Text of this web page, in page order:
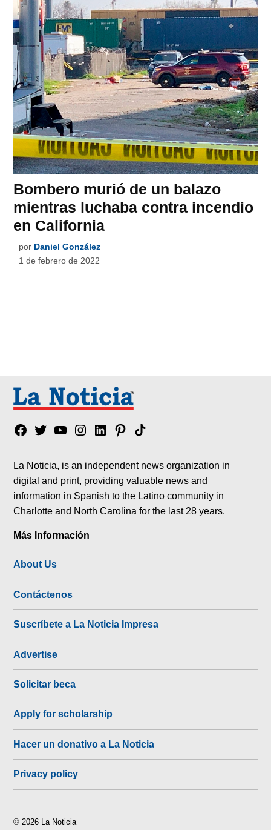
Bombero murió de un balazo
mientras luchaba contra incendio
en California
por Daniel González
1 de febrero de 2022
Facebook
TwitterYouTubeInstagram
LinkedinPinterest
Tik
La Noticia, is an independent news organization in
digital and print, providing valuable news and
information in Spanish to the Latino community in
Charlotte and North Carolina for the last 28 years.
Más Información
About Us
Contáctenos
Suscríbete a La Noticia Impresa
Advertise
Solicitar beca
Apply for scholarship
Hacer un donativo a La Noticia
Privacy policy
© 2026 La Noticia